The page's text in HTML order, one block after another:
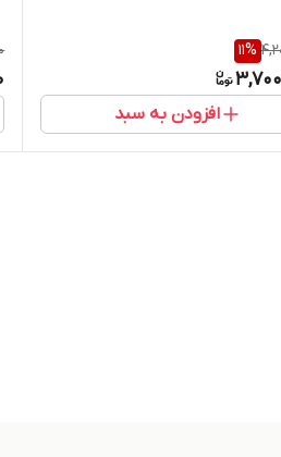
11%
افزودن به سبد